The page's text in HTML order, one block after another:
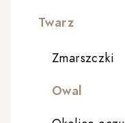
Twarz
Zmarszczki
Owal